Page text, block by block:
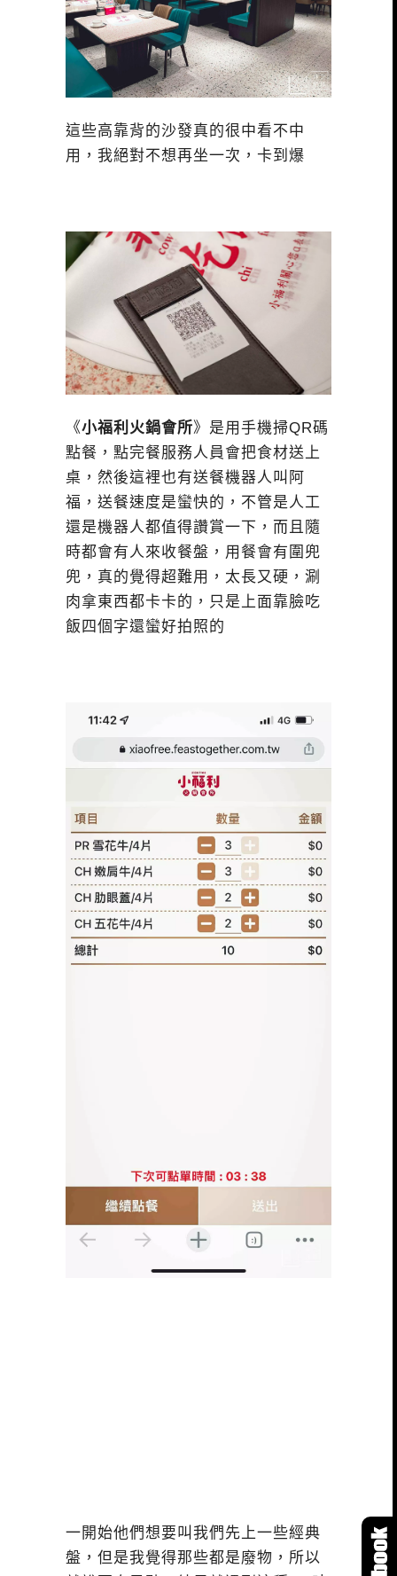
這些高靠背的沙發真的很中看不中
用，我絕對不想再坐一次，卡到爆
《小福利火鍋會所》是用手機掃QR碼
點餐，點完餐服務人員會把食材送上
桌，然後這裡也有送餐機器人叫阿
福，送餐速度是蠻快的，不管是人工
還是機器人都值得讚賞一下，而且隨
時都會有人來收餐盤，用餐會有圍兜
兜，真的覺得超難用，太長又硬，涮
肉拿東西都卡卡的，只是上面靠臉吃
飯四個字還蠻好拍照的
一開始他們想要叫我們先上一些經典
盤，但是我覺得那些都是廢物，所以